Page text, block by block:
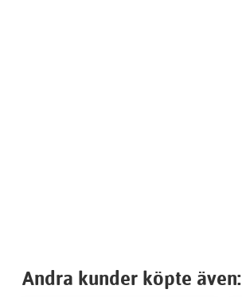
Andra kunder köpte även: